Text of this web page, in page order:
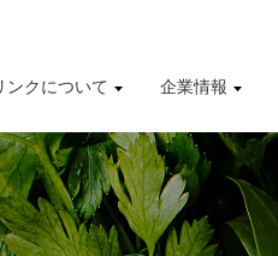
ンクについて 企業情報